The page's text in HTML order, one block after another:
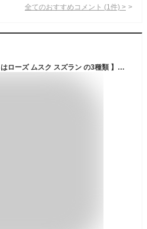
全てのおすすめコメント (1 件) >
【2点購入で香料GET】 【香りはローズ ムスク スズラン の3種類 】&SH クール ボディミスト 100ml / ボディ ミスト 冷感スプレー 冷却スプレー ボディスプレー 香り 香水 ミント 持ち運び 暑さ対策 グッズ フレグランス フレグランスミスト +lt3+ tg_smc